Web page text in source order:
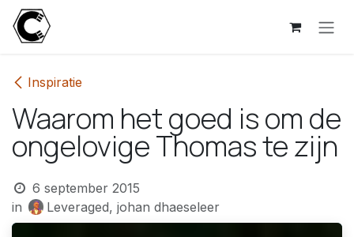
Overslaan naar inhoud
Inspiratie
Waarom het goed is om de
ongelovige Thomas te zijn
6 september 2015
in
Leveraged, johan dhaeseleer